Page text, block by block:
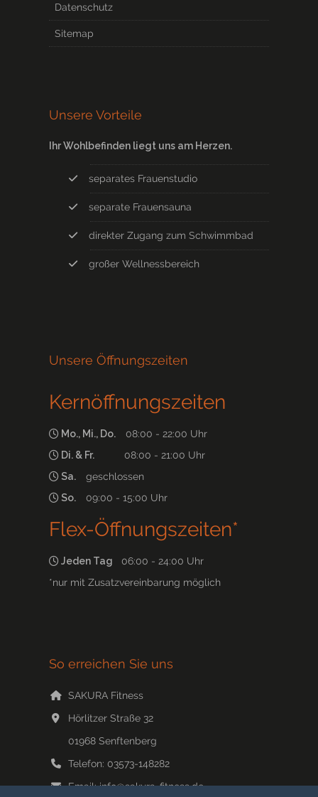
Datenschutz
Sitemap
Unsere Vorteile
Ihr Wohlbefinden liegt uns am Herzen.
separates Frauenstudio
separate Frauensauna
direkter Zugang zum Schwimmbad
großer Wellnessbereich
Unsere Öffnungszeiten
Kernöffnungszeiten
Mo., Mi., Do.
08:00 - 22:00 Uhr
Di. & Fr.
08:00 - 21:00 Uhr
Sa.
geschlossen
So.
09:00 - 15:00 Uhr
Flex-Öffnungszeiten*
Jeden Tag 06:00 - 24:00 Uhr
*nur mit Zusatzvereinbarung möglich
So erreichen Sie uns
SAKURA Fitness
Hörlitzer Straße 32
01968 Senftenberg
Telefon: 03573-148282
Email:info@sakura-fitness.de